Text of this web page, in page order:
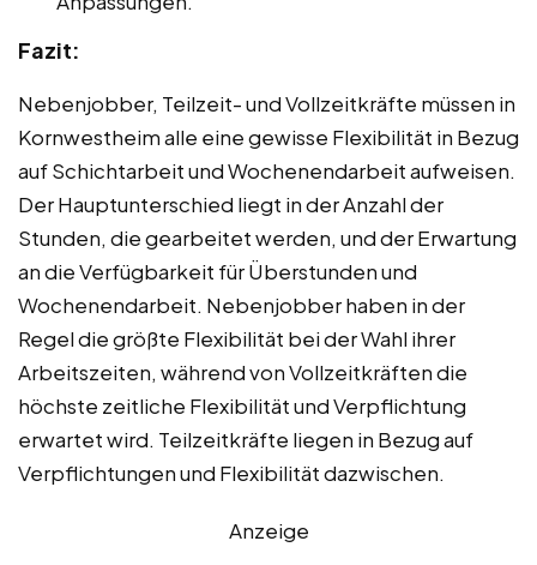
Fazit:
Nebenjobber, Teilzeit- und Vollzeitkräfte müssen in
Kornwestheim alle eine gewisse Flexibilität in Bezug
auf Schichtarbeit und Wochenendarbeit aufweisen.
Der Hauptunterschied liegt in der Anzahl der
Stunden, die gearbeitet werden, und der Erwartung
an die Verfügbarkeit für Überstunden und
Wochenendarbeit. Nebenjobber haben in der
Regel die größte Flexibilität bei der Wahl ihrer
Arbeitszeiten, während von Vollzeitkräften die
höchste zeitliche Flexibilität und Verpflichtung
erwartet wird. Teilzeitkräfte liegen in Bezug auf
Verpflichtungen und Flexibilität dazwischen.
Anzeige